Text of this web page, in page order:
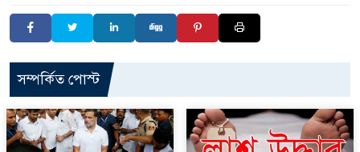
সম্পর্কিত পোস্ট